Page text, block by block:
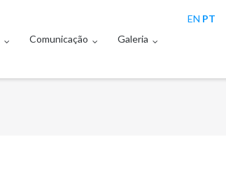
Comunicação Galeria
EN PT